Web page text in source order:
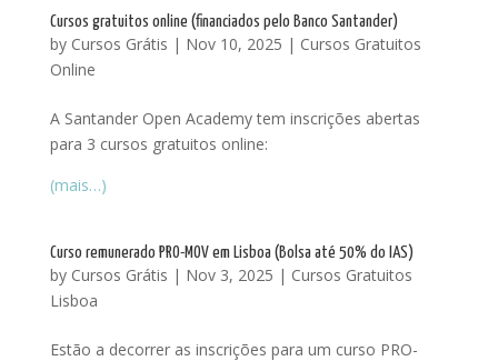
Cursos gratuitos online (financiados pelo Banco Santander)
by Cursos Grátis | Nov 10, 2025 | Cursos Gratuitos
Online
A Santander Open Academy tem inscrições abertas
para 3 cursos gratuitos online:
(mais…)
Curso remunerado PRO-MOV em Lisboa (Bolsa até 50% do IAS)
by Cursos Grátis | Nov 3, 2025 | Cursos Gratuitos
Lisboa
Estão a decorrer as inscrições para um curso PRO-